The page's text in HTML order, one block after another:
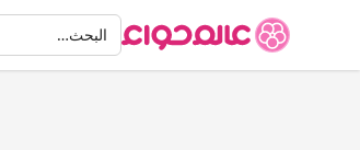
البحثالبحث…